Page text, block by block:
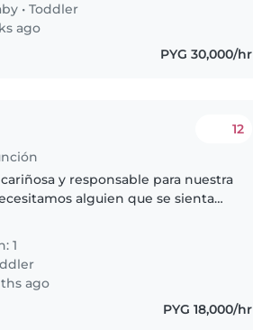
•Toddler
ago
PYG 30,000/hr
12
y responsable para nuestra
alguien que se sienta
1
ago
PYG 18,000/hr